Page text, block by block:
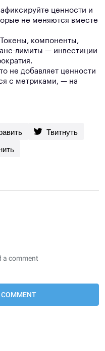
ценности и
не меняются вместе
Токены, компоненты,
лимиты — инвестиции
не добавляет ценности
с метриками, — на
Твитнуть